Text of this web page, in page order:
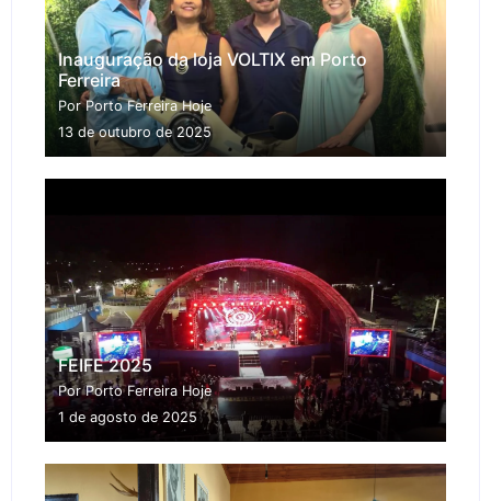
Inauguração da loja VOLTIX em Porto
Ferreira
Por Porto Ferreira Hoje
13 de outubro de 2025
FEIFE 2025
Por Porto Ferreira Hoje
1 de agosto de 2025